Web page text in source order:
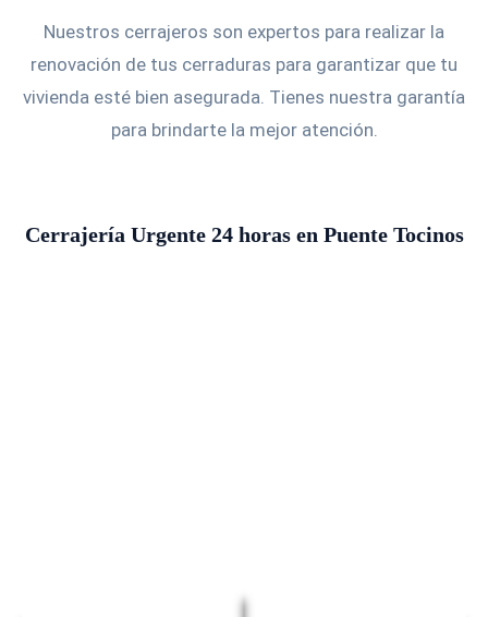
Nuestros cerrajeros son expertos para realizar la
renovación de tus cerraduras para garantizar que tu
vivienda esté bien asegurada. Tienes nuestra garantía
para brindarte la mejor atención.
Cerrajería Urgente 24 horas en Puente Tocinos